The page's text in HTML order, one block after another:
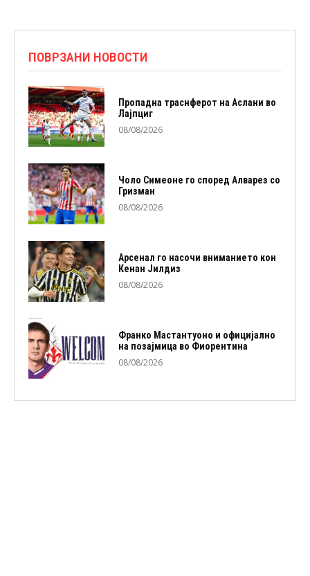
ПОВРЗАНИ НОВОСТИ
Пропадна траснферот на Аслани во
Лајпциг
08/08/2026
Чоло Симеоне го според Алварез со
Гризман
08/08/2026
Арсенал го насочи вниманието кон
Кенан Јилдиз
08/08/2026
Франко Мастантуоно и официјално
на позајмица во Фиорентина
08/08/2026